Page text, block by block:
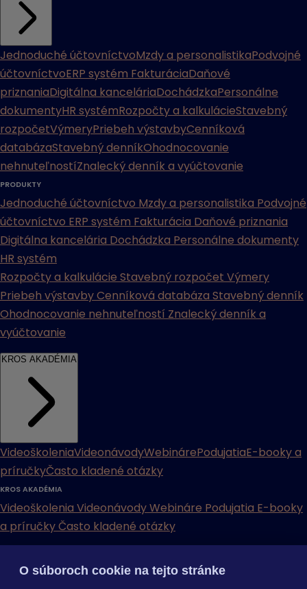
Jednoduché účtovníctvoMzdy a personalistikaPodvojné
účtovníctvoERP systém FakturáciaDaňové
priznaniaDigitálna kanceláriaDochádzkaPersonálne
dokumentyHR systémRozpočty a kalkulácieStavebný
rozpočetVýmeryPriebeh výstavbyCenníková
databázaStavebný denníkOhodnocovanie
nehnuteľnostíZnalecký denník a vyúčtovanie
PRODUKTY
Jednoduché účtovníctvo Mzdy a personalistika Podvojné
účtovníctvo ERP systém Fakturácia Daňové priznania
Digitálna kancelária Dochádzka Personálne dokumenty
HR systém
Rozpočty a kalkulácie Stavebný rozpočet Výmery
Priebeh výstavbyCenníková databáza Stavebný denník
Ohodnocovanie nehnuteľností Znalecký denník a
vyúčtovanie
KROS AKADÉMIA
VideoškoleniaVideonávodyWebinárePodujatiaE-booky a
príručkyČasto kladené otázky
KROS AKADÉMIA
Videoškolenia VideonávodyWebináre Podujatia E-booky
a príručkyČasto kladené otázky
O súboroch cookie na tejto stránke